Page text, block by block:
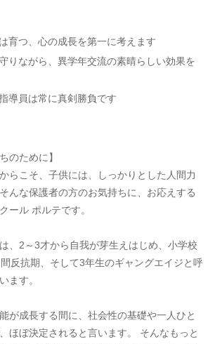
育つ、心の成長を第一に考えます
りながら、異学年交流の素晴らしい効果を
導員は常に真剣勝負です
のために】
らこそ、子供には、しっかりとした人間力
んな保護者の方のお気持ちに、お応えする
ール ポルテです。
、2～3才から自我が芽生えはじめ、小学校
反抗期、そして3年生のギャングエイジと呼
ます。
が成長する間に、社会性の基礎や一人ひと
ほぼ決定されると言います。 そんなもっと